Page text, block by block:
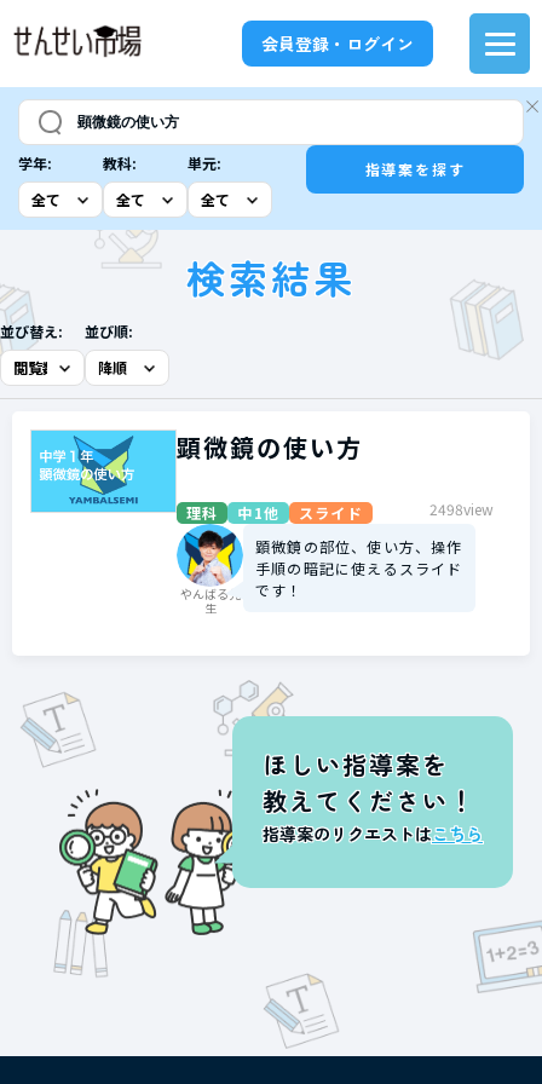
会員登録・ログイン
学年: 教科: 単元: 指導案を探す
検索結果
並び替え: 並び順:
顕微鏡の使い方
理科 中1他 スライド 2498view
やんばる先
生
顕微鏡の部位、使い方、操作
手順の暗記に使えるスライド
です！
ほしい指導案を
教えてください！
指導案のリクエストはこちら